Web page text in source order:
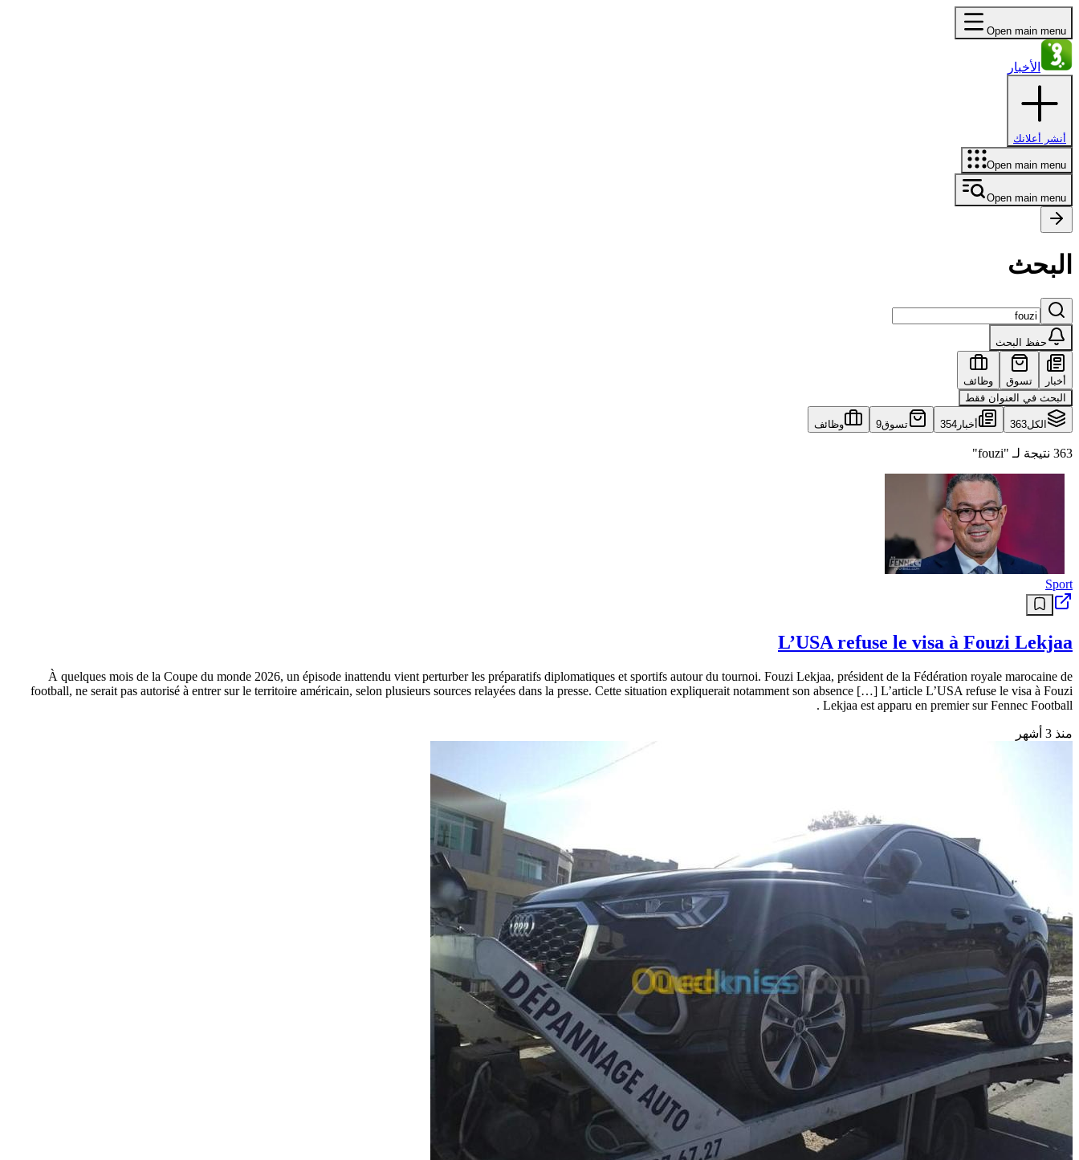
Open main menu
الأخبار
أنشر أعلانك
Open main menu
Open main menu
البحث
حفظ البحث
أخبار تسوق
وظائف
البحث في العنوان فقط
الكل363 أخبار 354 تسوق9 وظائف
363 نتيجة لـ "fouzi"
Sport
L’USA refuse le visa à Fouzi Lekjaa
À quelques mois de la Coupe du monde 2026, un épisode inattendu vient perturber les préparatifs diplomatiques et sportifs autour du tournoi. Fouzi Lekjaa, président de la Fédération royale marocaine de
football, ne serait pas autorisé à entrer sur le territoire américain, selon plusieurs sources relayées dans la presse. Cette situation expliquerait notamment son absence […] L’article L’USA refuse le visa à Fouzi
Lekjaa est apparu en premier sur Fennec Football .
منذ 3 أشهر